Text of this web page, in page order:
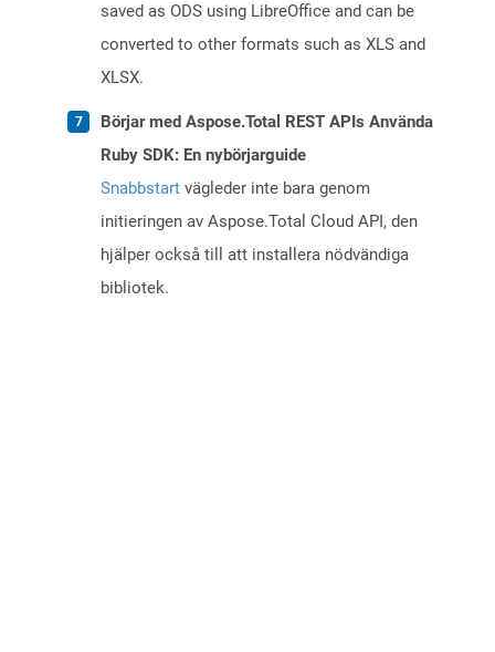
saved as ODS using LibreOffice and can be
converted to other formats such as XLS and
XLSX.
Börjar med Aspose.Total REST APIs Använda
Ruby SDK: En nybörjarguide
Snabbstart vägleder inte bara genom
initieringen av Aspose.Total Cloud API, den
hjälper också till att installera nödvändiga
bibliotek.